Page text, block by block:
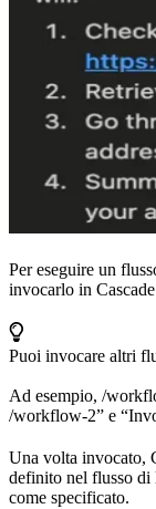
Per eseguire un
invocarlo in
Puoi invocare altri
Ad esempio, /
/workflow-2” e
Una volta invocato,
definito nel flusso di
come specificato.